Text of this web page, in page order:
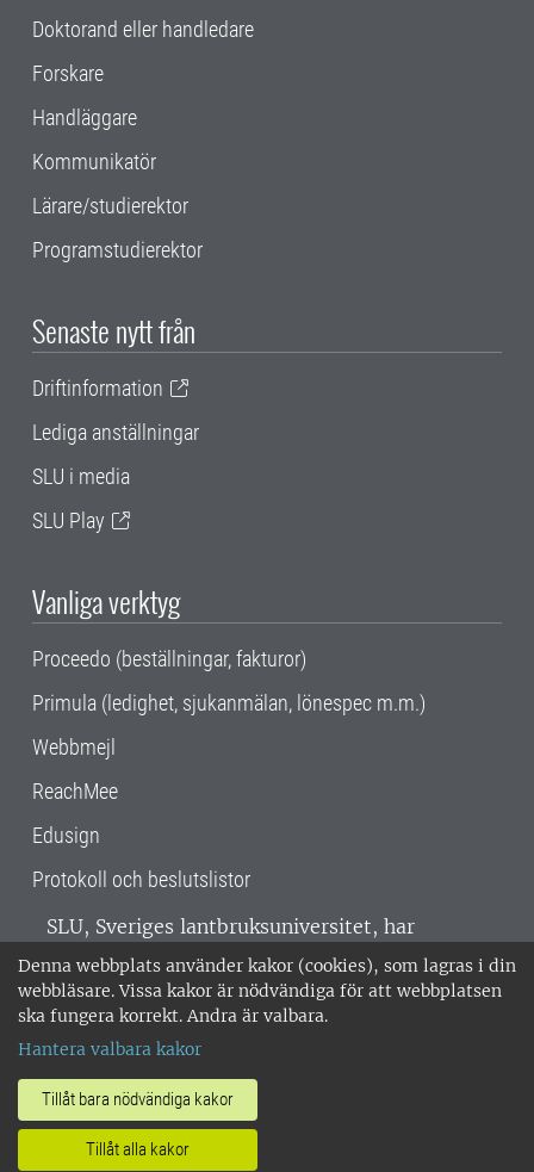
Denna webbplats använder kakor (cookies), som lagras i din
webbläsare. Vissa kakor är nödvändiga för att webbplatsen
ska fungera korrekt. Andra är valbara.
Hantera valbara kakor
Tillåt bara nödvändiga kakor
Tillåt alla kakor
Doktorand eller handledare
Forskare
Handläggare
Kommunikatör
Lärare/studierektor
Programstudierektor
Senaste nytt från
Driftinformation
Lediga anställningar
SLU i media
SLU Play
Vanliga verktyg
Proceedo (beställningar, fakturor)
Primula (ledighet, sjukanmälan, lönespec m.m.)
Webbmejl
ReachMee
Edusign
Protokoll och beslutslistor
SLU, Sveriges lantbruksuniversitet, har
verksamhet över hela Sverige. Huvudorter är
Alnarp, Uppsala och Umeå.SLU är
miljöcertifierat enligt ISO 14001. •
018-67 10 00 • Org nr: 202100-2817 •
Om SLU:s webbplatser
•Hantera kakor•Behandling av
personuppgifter